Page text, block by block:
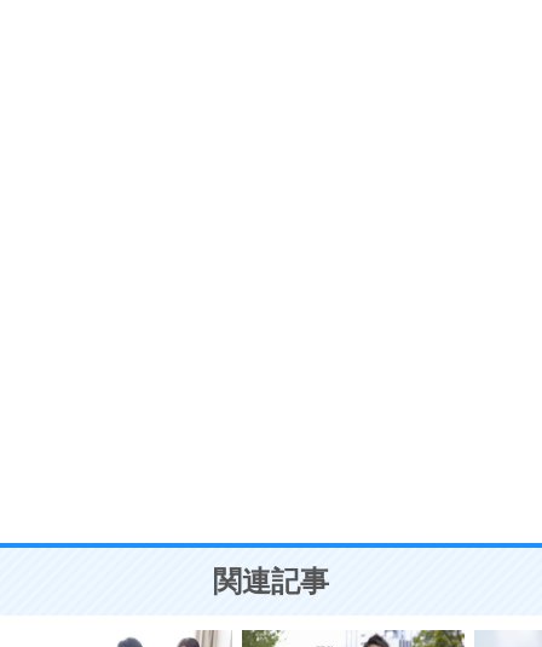
ことが大切。
関連記事